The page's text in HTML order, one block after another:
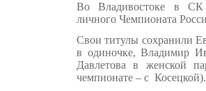
Во Владивостоке в СК
личного Чемпионата
Свои титулы сохранили
в одиночке, Владимир
Давлетова в женской
чемпионате – с Косецкой).